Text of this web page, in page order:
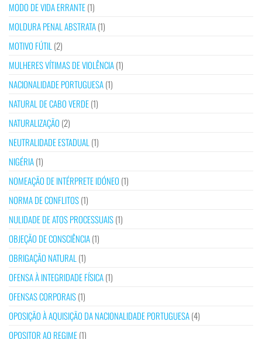
MODO DE VIDA ERRANTE(1)
MOLDURA PENAL ABSTRATA(1)
MOTIVO FÚTIL (2)
MULHERES VÍTIMAS DE VIOLÊNCIA(1)
NACIONALIDADE PORTUGUESA(1)
NATURAL DE CABO VERDE(1)
NATURALIZAÇÃO (2)
NEUTRALIDADE ESTADUAL (1)
NIGÉRIA(1)
NOMEAÇÃO DE INTÉRPRETE IDÓNEO (1)
NORMA DE CONFLITOS(1)
NULIDADE DE ATOS PROCESSUAIS(1)
OBJEÇÃO DE CONSCIÊNCIA(1)
OBRIGAÇÃO NATURAL (1)
OFENSA À INTEGRIDADE FÍSICA(1)
OFENSAS CORPORAIS(1)
OPOSIÇÃO À AQUISIÇÃO DA NACIONALIDADE PORTUGUESA(4)
OPOSITOR AO REGIME(1)